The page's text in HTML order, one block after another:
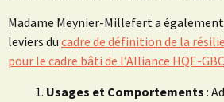
Madame Meynier-Millefert a
leviers du cadre de définition de la
pour le cadre bâti de l’Alliance HQE-GBC
Usages et Comportements :